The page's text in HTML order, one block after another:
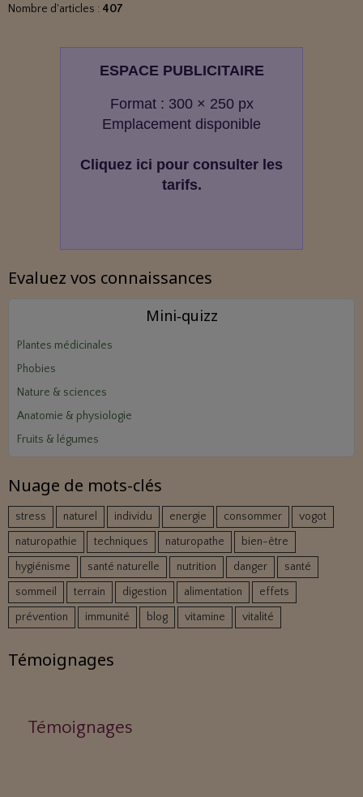
Nombre d'articles : 407
ESPACE PUBLICITAIRE
Format : 300 × 250 px
Emplacement disponible
Cliquez ici pour consulter les
tarifs.
Evaluez vos connaissances
Mini‑quizz
Plantes médicinales
Phobies
Nature & sciences
Anatomie & physiologie
Fruits & légumes
Nuage de mots-clés
stress naturel individu energie consommer
vogot
naturopathie
techniques naturopathe
bien-être
hygiénisme
santé naturelle nutrition danger
santé
sommeil
terrain digestion alimentation
effets
prévention
immunité blog vitamine vitalité
Témoignages
Témoignages